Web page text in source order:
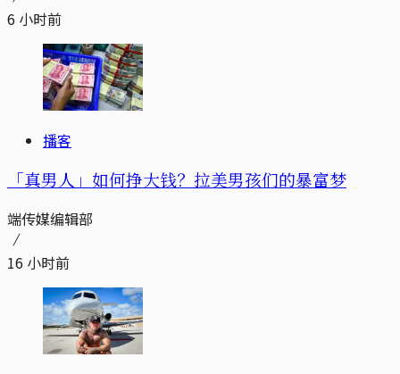
6 小时前
播客
「真男人」如何挣大钱？拉美男孩们的暴富梦
端传媒编辑部
16 小时前